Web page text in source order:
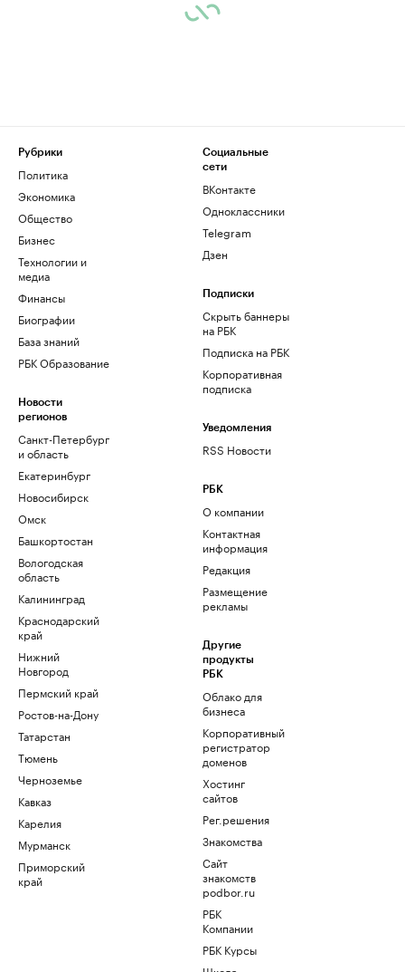
Рубрики
Политика
Экономика
Общество
Бизнес
Технологии и
медиа
Финансы
Биографии
База знаний
РБК Образование
Новости
регионов
Санкт-Петербург
и область
Екатеринбург
Новосибирск
Омск
Башкортостан
Вологодская
область
Калининград
Краснодарский
край
Нижний
Новгород
Пермский край
Ростов-на-Дону
Татарстан
Тюмень
Черноземье
Кавказ
Карелия
Мурманск
Приморский
край
Социальные
сети
ВКонтакте
Одноклассники
Telegram
Дзен
Подписки
Скрыть баннеры
на РБК
Подписка на РБК
Корпоративная
подписка
Уведомления
RSS Новости
РБК
О компании
Контактная
информация
Редакция
Размещение
рекламы
Другие
продукты
РБК
Облако для
бизнеса
Корпоративный
регистратор
доменов
Хостинг
сайтов
Рег.решения
Знакомства
Сайт
знакомств
podbor.ru
РБК
Компании
РБК Курсы